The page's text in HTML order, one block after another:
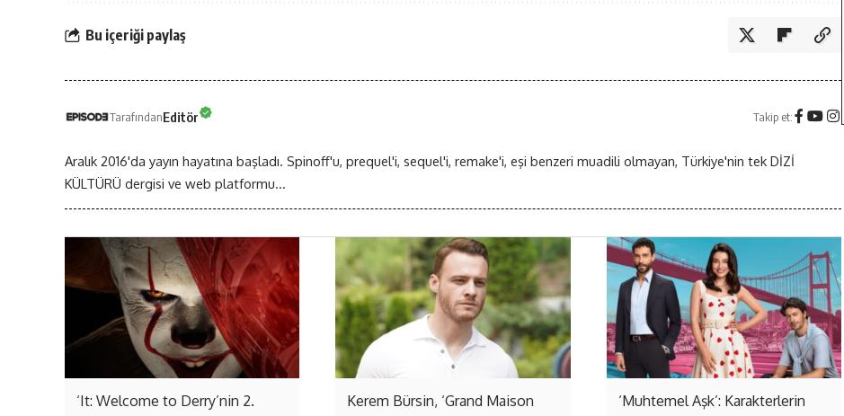
Bu içeriği paylaş
TarafındanEditör Takip et:
Aralık 2016'da yayın hayatına başladı. Spinoff'u, prequel'i, sequel'i, remake'i, eşi benzeri muadili olmayan, Türkiye'nin tek DİZİ
KÜLTÜRÜ dergisi ve web platformu...
‘It: Welcome to Derry’nin 2. Kerem Bürsin, ‘Grand Maison ‘Muhtemel Aşk’: Karakterlerin